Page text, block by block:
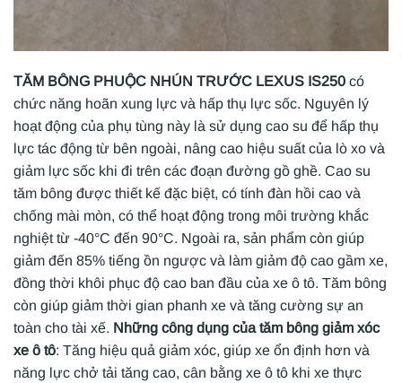
TĂM BÔNG PHUỘC NHÚN TRƯỚC LEXUS IS250 có
chức năng hoãn xung lực và hấp thụ lực sốc. Nguyên lý
hoạt động của phụ tùng này là sử dụng cao su để hấp thụ
lực tác động từ bên ngoài, nâng cao hiệu suất của lò xo và
giảm lực sốc khi đi trên các đoạn đường gồ ghề. Cao su
tăm bông được thiết kế đặc biệt, có tính đàn hồi cao và
chống mài mòn, có thể hoạt động trong môi trường khắc
nghiệt từ -40°C đến 90°C. Ngoài ra, sản phẩm còn giúp
giảm đến 85% tiếng ồn ngược và làm giảm độ cao gầm xe,
đồng thời khôi phục độ cao ban đầu của xe ô tô. Tăm bông
còn giúp giảm thời gian phanh xe và tăng cường sự an
toàn cho tài xế. Những công dụng của tăm bông giảm xóc
xe ô tô: Tăng hiệu quả giảm xóc, giúp xe ổn định hơn và
năng lực chở tải tăng cao, cân bằng xe ô tô khi xe thực